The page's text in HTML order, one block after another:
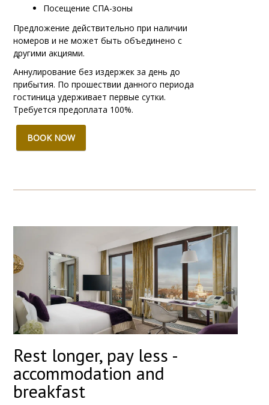
Посещение СПА-зоны
Предложение действительно при наличии
номеров и не может быть объединено с
другими акциями.
Аннулирование без издержек за день до
прибытия. По прошествии данного периода
гостиница удерживает первые сутки.
Требуется предоплата 100%.
BOOK NOW
Rest longer, pay less -
accommodation and
breakfast